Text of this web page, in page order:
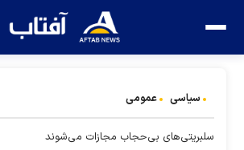
سیاسی عمومی
سلبریتی‌های بی‌حجاب مجازات می‌شوند